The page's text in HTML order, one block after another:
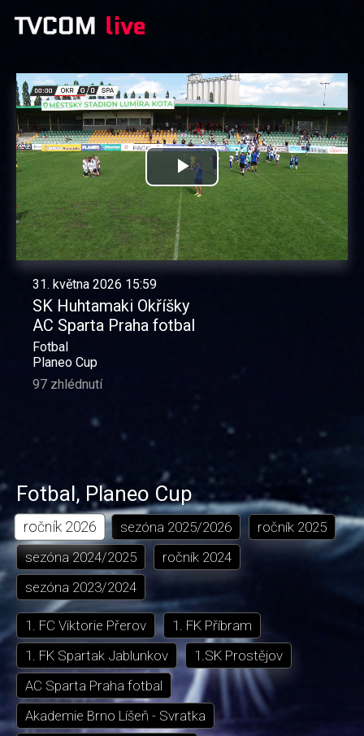
Přehrát
video
31. května 2026 15:59
SK Huhtamaki Okříšky
AC Sparta Praha fotbal
Fotbal
Planeo Cup
97 zhlédnutí
Fotbal, Planeo Cup
ročník 2026 sezóna 2025/2026 ročník 2025
sezóna 2024/2025 ročník 2024
sezóna 2023/2024
1. FC Viktorie Přerov
1. FK Příbram
1. FK Spartak Jablunkov
1.SK Prostějov
AC Sparta Praha fotbal
Akademie Brno Líšeň - Svratka